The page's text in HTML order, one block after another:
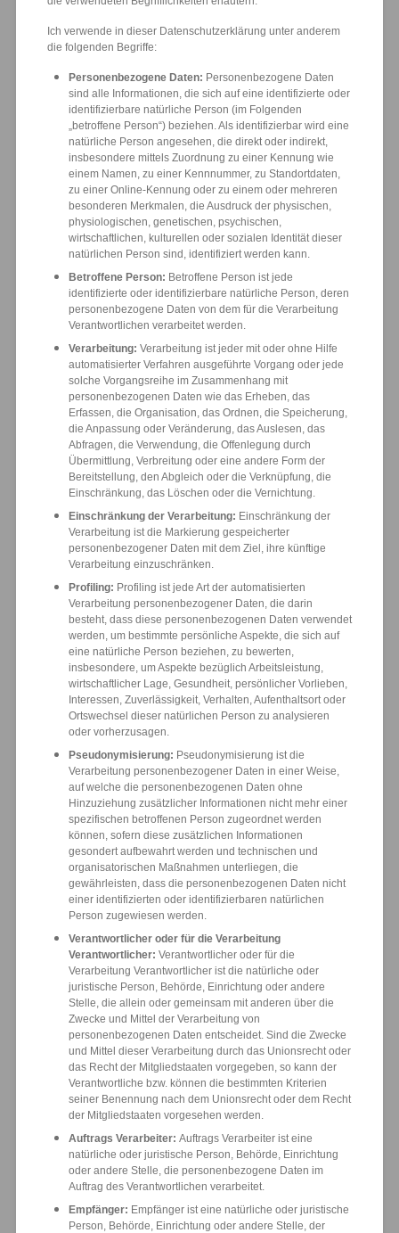
Ich verwende in dieser Datenschutzerklärung unter anderem
die folgenden Begriffe:
Personenbezogene Daten: Personenbezogene Daten
sind alle Informationen, die sich auf eine identifizierte oder
identifizierbare natürliche Person (im Folgenden
„betroffene Person“) beziehen. Als identifizierbar wird eine
natürliche Person angesehen, die direkt oder indirekt,
insbesondere mittels Zuordnung zu einer Kennung wie
einem Namen, zu einer Kennnummer, zu Standortdaten,
zu einer Online-Kennung oder zu einem oder mehreren
besonderen Merkmalen, die Ausdruck der physischen,
physiologischen, genetischen, psychischen,
wirtschaftlichen, kulturellen oder sozialen Identität dieser
natürlichen Person sind, identifiziert werden kann.
Betroffene Person: Betroffene Person ist jede
identifizierte oder identifizierbare natürliche Person, deren
personenbezogene Daten von dem für die Verarbeitung
Verantwortlichen verarbeitet werden.
Verarbeitung: Verarbeitung ist jeder mit oder ohne Hilfe
automatisierter Verfahren ausgeführte Vorgang oder jede
solche Vorgangsreihe im Zusammenhang mit
personenbezogenen Daten wie das Erheben, das
Erfassen, die Organisation, das Ordnen, die Speicherung,
die Anpassung oder Veränderung, das Auslesen, das
Abfragen, die Verwendung, die Offenlegung durch
Übermittlung, Verbreitung oder eine andere Form der
Bereitstellung, den Abgleich oder die Verknüpfung, die
Einschränkung, das Löschen oder die Vernichtung.
Einschränkung der Verarbeitung: Einschränkung der
Verarbeitung ist die Markierung gespeicherter
personenbezogener Daten mit dem Ziel, ihre künftige
Verarbeitung einzuschränken.
Profiling: Profiling ist jede Art der automatisierten
Verarbeitung personenbezogener Daten, die darin
besteht, dass diese personenbezogenen Daten verwendet
werden, um bestimmte persönliche Aspekte, die sich auf
eine natürliche Person beziehen, zu bewerten,
insbesondere, um Aspekte bezüglich Arbeitsleistung,
wirtschaftlicher Lage, Gesundheit, persönlicher Vorlieben,
Interessen, Zuverlässigkeit, Verhalten, Aufenthaltsort oder
Ortswechsel dieser natürlichen Person zu analysieren
oder vorherzusagen.
Pseudonymisierung: Pseudonymisierung ist die
Verarbeitung personenbezogener Daten in einer Weise,
auf welche die personenbezogenen Daten ohne
Hinzuziehung zusätzlicher Informationen nicht mehr einer
spezifischen betroffenen Person zugeordnet werden
können, sofern diese zusätzlichen Informationen
gesondert aufbewahrt werden und technischen und
organisatorischen Maßnahmen unterliegen, die
gewährleisten, dass die personenbezogenen Daten nicht
einer identifizierten oder identifizierbaren natürlichen
Person zugewiesen werden.
Verantwortlicher oder für die Verarbeitung
Verantwortlicher: Verantwortlicher oder für die
Verarbeitung Verantwortlicher ist die natürliche oder
juristische Person, Behörde, Einrichtung oder andere
Stelle, die allein oder gemeinsam mit anderen über die
Zwecke und Mittel der Verarbeitung von
personenbezogenen Daten entscheidet. Sind die Zwecke
und Mittel dieser Verarbeitung durch das Unionsrecht oder
das Recht der Mitgliedstaaten vorgegeben, so kann der
Verantwortliche bzw. können die bestimmten Kriterien
seiner Benennung nach dem Unionsrecht oder dem Recht
der Mitgliedstaaten vorgesehen werden.
Auftrags Verarbeiter: Auftrags Verarbeiter ist eine
natürliche oder juristische Person, Behörde, Einrichtung
oder andere Stelle, die personenbezogene Daten im
Auftrag des Verantwortlichen verarbeitet.
Empfänger: Empfänger ist eine natürliche oder juristische
Person, Behörde, Einrichtung oder andere Stelle, der